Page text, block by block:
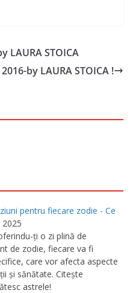
LAURA STOICA
by LAURA STOICA !
pentru fiecare zodie - Ce
ţi o zi plină de
de zodie, fiecare va fi
care vor afecta aspecte
şi sănătate. Citeşte
astrele!